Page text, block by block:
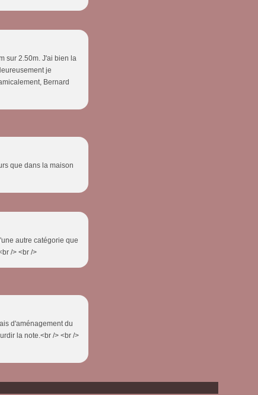
sur 2.50m. J'ai bien la
je
Bernard
que dans la maison
autre catégorie que
/> <br />
d'aménagement du
la note.<br /> <br />